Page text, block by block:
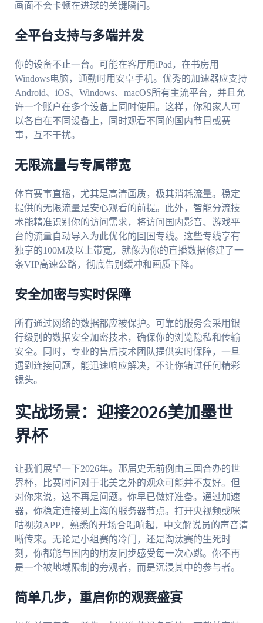
画面不会卡顿在进球的关键瞬间。
全平台支持与多端并发
你的设备不止一台。可能在客厅用iPad，在书房用
Windows电脑，通勤时用安卓手机。优秀的加速器应支持
Android、iOS、Windows、macOS所有主流平台，并且允
许一个账户在多个设备上同时使用。这样，你和家人可
以各自在不同设备上，同时观看不同的国内节目或赛
事，互不干扰。
无限流量与专属带宽
体育赛事直播，尤其是高清画质，极其消耗流量。稳定
提供的无限流量是安心观看的前提。此外，智能分流技
术能精准识别你的访问需求，将访问国内影音、游戏平
台的流量自动导入为此优化的回国专线。这些专线享有
独享的100M及以上带宽，就像为你的直播数据修建了一
条VIP高速公路，彻底告别缓冲和画质下降。
安全加密与实时保障
所有通过网络的数据都应被保护。可靠的服务会采用银
行级别的数据安全加密技术，确保你的浏览隐私和传输
安全。同时，专业的售后技术团队提供实时保障，一旦
遇到连接问题，能迅速响应解决，不让你错过任何精彩
镜头。
实战场景：迎接2026美加墨世
界杯
让我们展望一下2026年。那届史无前例由三国合办的世
界杯，比赛时间对于北美之外的观众可能并不友好。但
对你来说，这不再是问题。你早已做好准备。通过加速
器，你稳定连接到上海的服务器节点。打开央视频或咪
咕视频APP，熟悉的开场合唱响起，中文解说员的声音清
晰传来。无论是小组赛的冷门，还是淘汰赛的生死时
刻，你都能与国内的朋友同步感受每一次心跳。你不再
是一个被地域限制的旁观者，而是沉浸其中的参与者。
简单几步，重启你的观赛盛宴